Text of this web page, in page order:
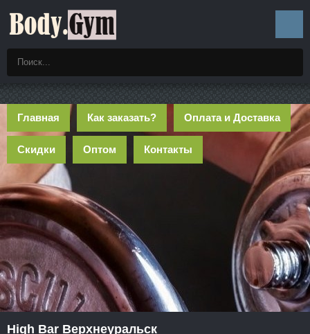
Главная Как заказать? Оплата и Доставка
Скидки Оптом Контакты
High Bar Верхнеуральск